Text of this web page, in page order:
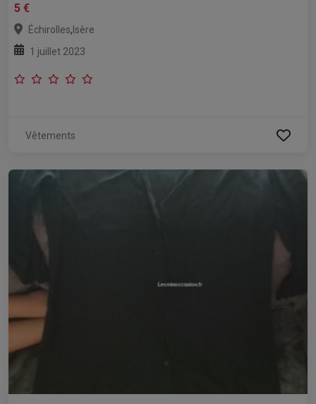
5 €
Échirolles, Isère
1 juillet 2023
Vêtements